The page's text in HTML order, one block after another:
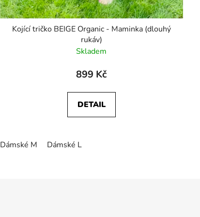
Dámské XL
Kojící tričko BEIGE Organic - Maminka (dlouhý
rukáv)
Skladem
899 Kč
DETAIL
Dámské M Dámské L